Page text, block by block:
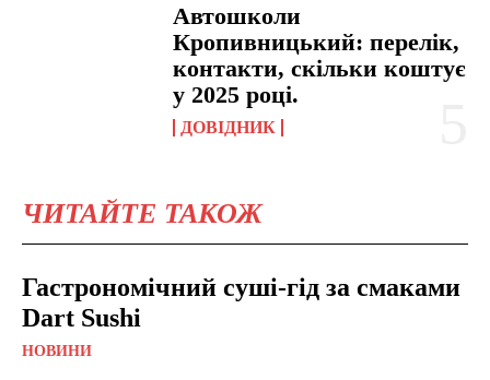
Автошколи
Кропивницький: перелік,
контакти, скільки коштує
у 2025 році.
ДОВІДНИК
ЧИТАЙТЕ ТАКОЖ
Гастрономічний суші-гід за смаками
Dart Sushi
НОВИНИ